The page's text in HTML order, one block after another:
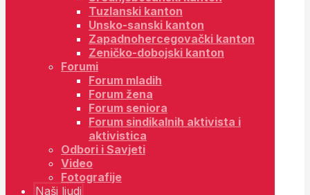
Tuzlanski kanton
Unsko-sanski kanton
Zapadnohercegovački kanton
Zeničko-dobojski kanton
Forumi
Forum mladih
Forum žena
Forum seniora
Forum sindikalnih aktivista i
aktivistica
Odbori i Savjeti
Video
Fotografije
Naši ljudi